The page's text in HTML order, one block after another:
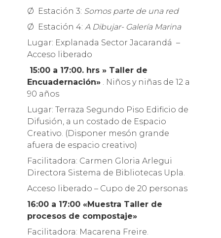
Ø Estación 3: Somos parte de una red
Ø Estación 4: A Dibujar- Galería Marina
Lugar: Explanada Sector Jacarandá –
Acceso liberado
15:00 a 17:00. hrs » Taller de
Encuadernación». Niños y niñas de 12 a
90 años
Lugar: Terraza Segundo Piso Edificio de
Difusión, a un costado de Espacio
Creativo. (Disponer mesón grande
afuera de espacio creativo)
Facilitadora: Carmen Gloria Arlegui
Directora Sistema de Bibliotecas Upla.
Acceso liberado – Cupo de 20 personas
16:00 a 17:00 «Muestra Taller de
procesos de compostaje»
Facilitadora: Macarena Freire.